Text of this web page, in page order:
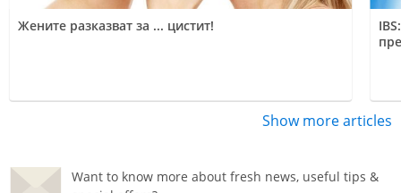
Жените разказват за ... цистит!
Show more articles
Want to know more about fresh news, useful tips &